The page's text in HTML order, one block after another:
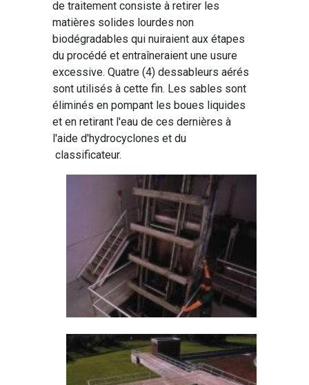
de traitement consiste à retirer les
matières solides lourdes non
biodégradables qui nuiraient aux étapes
du procédé et entraîneraient une usure
excessive. Quatre (4) dessableurs aérés
sont utilisés à cette fin. Les sables sont
éliminés en pompant les boues liquides
et en retirant l'eau de ces dernières à
l'aide d'hydrocyclones et du
classificateur.